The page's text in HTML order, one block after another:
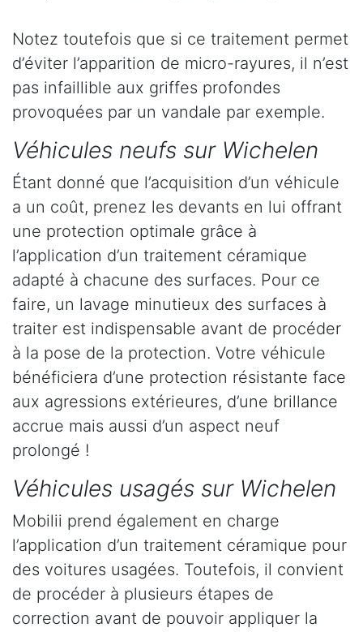
Notez toutefois que si ce traitement permet
d’éviter l’apparition de micro-rayures, il n’est
pas infaillible aux griffes profondes
provoquées par un vandale par exemple.
Véhicules neufs sur Wichelen
Étant donné que l’acquisition d’un véhicule
a un coût, prenez les devants en lui offrant
une protection optimale grâce à
l’application d’un traitement céramique
adapté à chacune des surfaces. Pour ce
faire, un lavage minutieux des surfaces à
traiter est indispensable avant de procéder
à la pose de la protection. Votre véhicule
bénéficiera d’une protection résistante face
aux agressions extérieures, d’une brillance
accrue mais aussi d’un aspect neuf
prolongé !
Véhicules usagés sur Wichelen
Mobilii prend également en charge
l’application d’un traitement céramique pour
des voitures usagées. Toutefois, il convient
de procéder à plusieurs étapes de
correction avant de pouvoir appliquer la